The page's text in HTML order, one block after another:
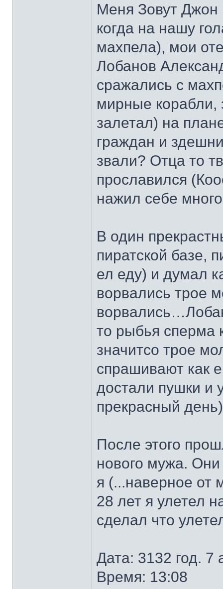
Меня Зовут Джон
когда на нашу
махпела), мои
Лобанов
сражались с
мирные корабли,
залетал) на
граждан и
звали? Отца то
прославился
нажил себе
В один
пиратской базе,
ел еду) и думал
ворвались трое
то рыбья сперма
значитсо трое
спрашивают как
достали пушки и
прекрасный
После этого
нового мужа.
я (...наверное от
28 лет я улетел
сделал что
Дата: 3132 год. 7
Время: 13:08